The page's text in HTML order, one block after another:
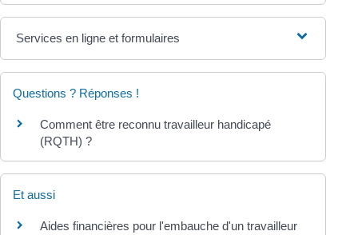
Services en ligne et formulaires
Questions ? Réponses !
Comment être reconnu travailleur handicapé
(RQTH) ?
Et aussi
Aides financières pour l'embauche d'un travailleur